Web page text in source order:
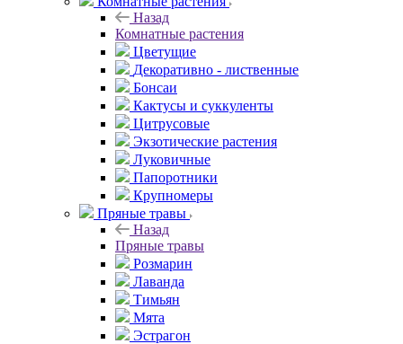
Назад
Комнатные растения
Цветущие
Декоративно - лиственные
Бонсаи
Кактусы и суккуленты
Цитрусовые
Экзотические растения
Луковичные
Папоротники
Крупномеры
Пряные травы
Назад
Пряные травы
Розмарин
Лаванда
Тимьян
Мята
Эстрагон